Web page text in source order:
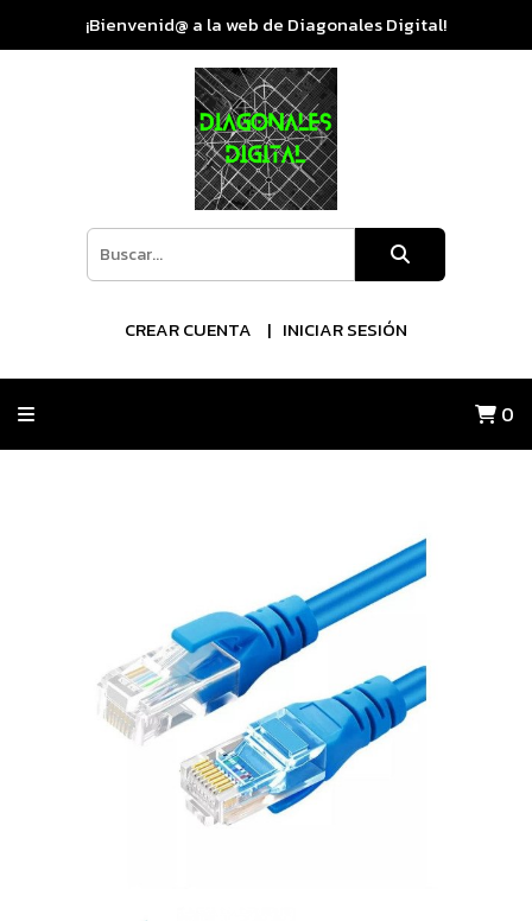
¡Bienvenid@ a la web de Diagonales Digital!
CREAR CUENTA INICIAR SESIÓN
0